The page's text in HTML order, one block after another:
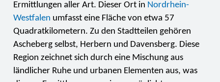
Ermittlungen aller Art. Dieser Ort in Nordrhein-
Westfalen umfasst eine Fläche von etwa 57
Quadratkilometern. Zu den Stadtteilen gehören
Ascheberg selbst, Herbern und Davensberg. Diese
Region zeichnet sich durch eine Mischung aus
ländlicher Ruhe und urbanen Elementen aus, was